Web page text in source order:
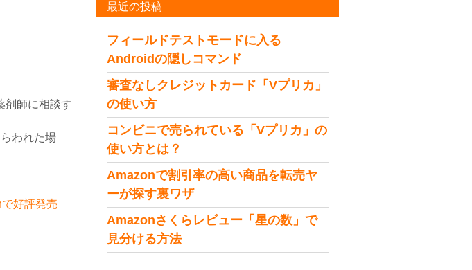
剤師に相談す
われた場
好評発売
最近の投稿
フィールドテストモードに入る
Androidの隠しコマンド
審査なしクレジットカード「Vプリカ」
の使い方
コンビニで売られている「Vプリカ」の
使い方とは？
Amazonで割引率の高い商品を転売ヤ
ーが探す裏ワザ
Amazonさくらレビュー「星の数」で
見分ける方法